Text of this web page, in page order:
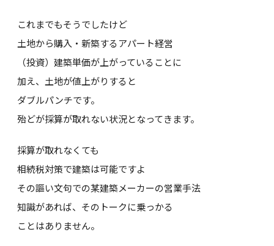
これまでもそうでしたけど
土地から購入・新築するアパート経営
（投資）建築単価が上がっていることに
加え、土地が値上がりすると
ダブルパンチです。
殆どが採算が取れない状況となってきます。
採算が取れなくても
相続税対策で建築は可能ですよ
その謳い文句での某建築メーカーの営業手法
知識があれば、そのトークに乗っかる
ことはありません。